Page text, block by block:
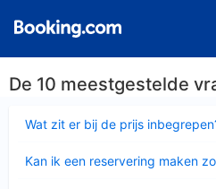
De 10 meestgestelde
Wat zit er bij de prijs
Kan ik een reservering maken